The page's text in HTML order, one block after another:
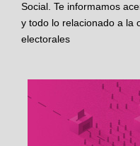
Social. Te informamos
y todo lo relacionado a la
electorales